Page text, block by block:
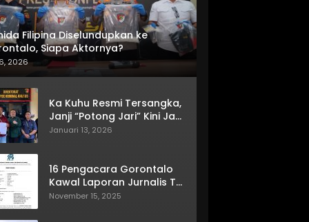
Filipina Diselundupkan ke
Siapa Aktornya?
2026
Ka Kuhu Resmi Tersangka,
Janji “Potong Jari” Kini Jadi
Bumerang
Januari 13, 2026
16 Pengacara Gorontalo
Kawal Laporan Jurnalis TV
One
November 15, 2025